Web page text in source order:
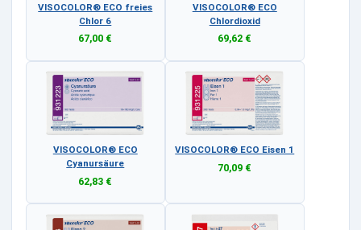
VISOCOLOR® ECO freies
Chlor 6
67,00 €
VISOCOLOR® ECO
Chlordioxid
69,62 €
VISOCOLOR® ECO
Cyanursäure
62,83 €
VISOCOLOR® ECO Eisen 1
70,09 €